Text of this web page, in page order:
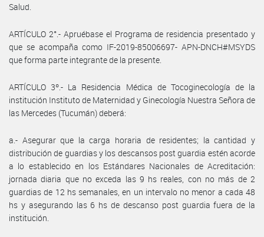
Salud.
ARTÍCULO 2°.- Apruébase el Programa de residencia presentado y
que se acompaña como IF-2019-85006697- APN-DNCH#MSYDS
que forma parte integrante de la presente.
ARTÍCULO 3º.- La Residencia Médica de Tocoginecología de la
institución Instituto de Maternidad y Ginecología Nuestra Señora de
las Mercedes (Tucumán) deberá:
a.- Asegurar que la carga horaria de residentes; la cantidad y
distribución de guardias y los descansos post guardia estén acorde
a lo establecido en los Estándares Nacionales de Acreditación:
jornada diaria que no exceda las 9 hs reales, con no más de 2
guardias de 12 hs semanales, en un intervalo no menor a cada 48
hs y asegurando las 6 hs de descanso post guardia fuera de la
institución.